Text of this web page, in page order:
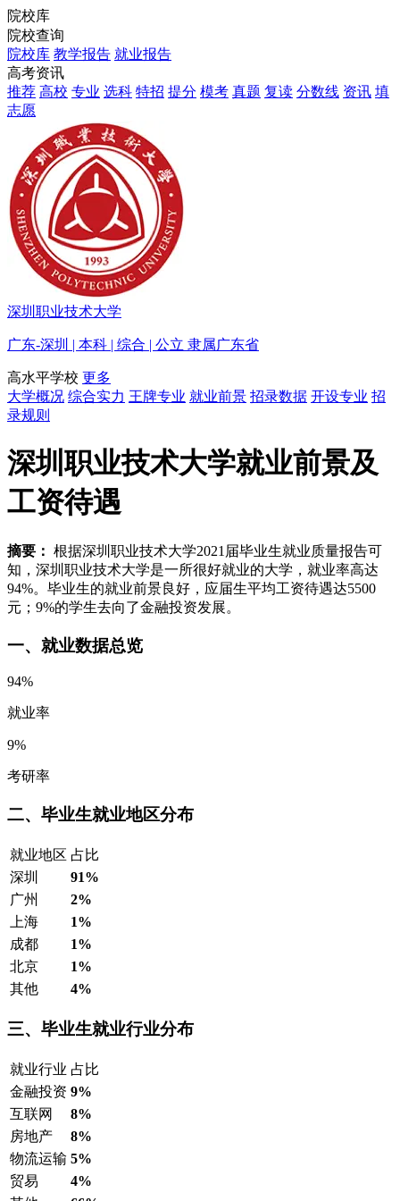
院校库
院校查询
院校库 教学报告 就业报告
高考资讯
推荐 高校 专业 选科 特招 提分 模考 真题 复读 分数线 资讯 填
志愿
深圳职业技术大学
广东-深圳 | 本科 | 综合 | 公立 隶属广东省
高水平学校 更多
大学概况 综合实力 王牌专业 就业前景 招录数据 开设专业 招
录规则
深圳职业技术大学就业前景及
工资待遇
摘要： 根据深圳职业技术大学2021届毕业生就业质量报告可
知，深圳职业技术大学是一所很好就业的大学，就业率高达
94%。毕业生的就业前景良好，应届生平均工资待遇达5500
元；9%的学生去向了金融投资发展。
一、就业数据总览
94%
就业率
9%
考研率
二、毕业生就业地区分布
就业地区 占比
深圳
91%
广州
2%
上海
1%
成都
1%
北京
1%
其他
4%
三、毕业生就业行业分布
就业行业 占比
金融投资 9%
互联网
8%
房地产
8%
物流运输 5%
贸易
4%